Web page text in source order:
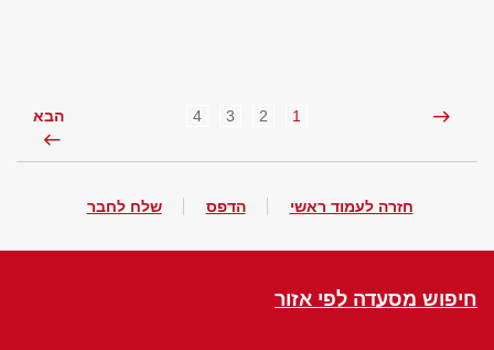
1
2
3
4 הבא
חזרה לעמוד ראשי הדפס שלח לחבר
חיפוש מסעדה לפי אזור